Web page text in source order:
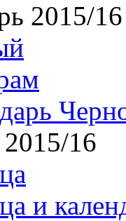
2015/16
16
и